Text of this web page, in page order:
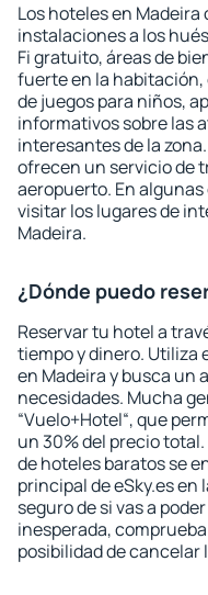
Los hoteles en
instalaciones a los
Fi gratuito, áreas de
fuerte en la
de juegos para niños,
informativos sobre las
interesantes de la
ofrecen un servicio de
aeropuerto. En
visitar los lugares de
Madeira.
¿Dónde puedo
Reservar tu hotel a
tiempo y dinero. Utiliza
en Madeira y busca un
necesidades. Mucha
“Vuelo+Hotel“, que
un 30% del precio
de hoteles baratos se
principal de eSky.es en
seguro de si vas a
inesperada,
posibilidad de cancelar